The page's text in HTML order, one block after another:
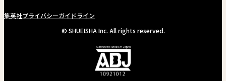
集英社プライバシーガイドライン
© SHUEISHA Inc. All rights reserved.